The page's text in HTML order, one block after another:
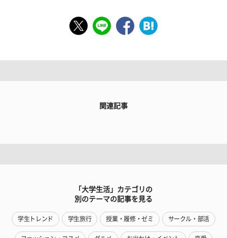
関連記事
「大学生活」カテゴリの
別のテーマの記事を見る
学生トレンド 学生旅行 授業・履修・ゼミ サークル・部活